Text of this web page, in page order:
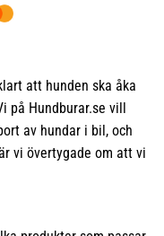
att hunden ska åka
på Hundburar.se vill
av hundar i bil, och
vi övertygade om att vi